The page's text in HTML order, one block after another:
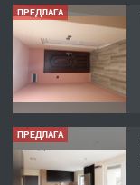
ПРЕДЛАГА
ПРЕДЛАГА